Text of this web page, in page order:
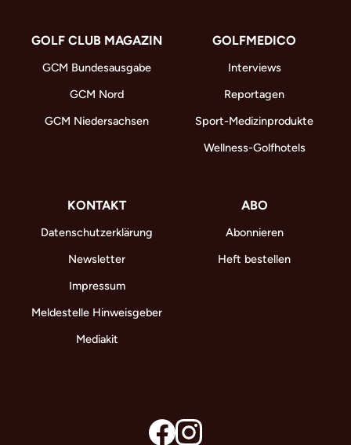
GOLF CLUB MAGAZIN
GCM Bundesausgabe
GCM Nord
GCM Niedersachsen
GOLFMEDICO
Interviews
Reportagen
Sport-Medizinprodukte
Wellness-Golfhotels
KONTAKT
Datenschutzerklärung
Newsletter
Impressum
Meldestelle Hinweisgeber
Mediakit
ABO
Abonnieren
Heft bestellen